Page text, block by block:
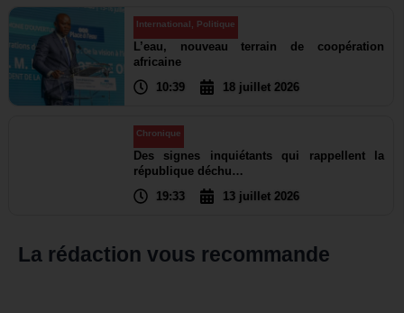
International Politique
L’eau, nouveau terrain de coopération
africaine
10:39
18 juillet 2026
Chronique
Des signes inquiétants qui rappellent la
république déchu…
19:33
13 juillet 2026
La rédaction vous recommande